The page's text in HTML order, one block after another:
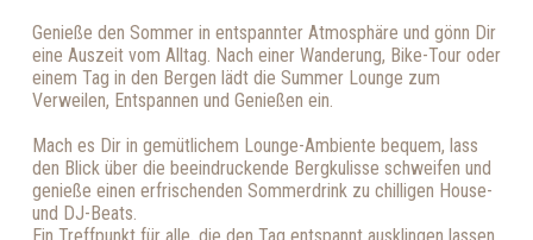
Genieße den Sommer in entspannter Atmosphäre und gönn Dir
eine Auszeit vom Alltag. Nach einer Wanderung, Bike-Tour oder
einem Tag in den Bergen lädt die Summer Lounge zum
Verweilen, Entspannen und Genießen ein.
Mach es Dir in gemütlichem Lounge-Ambiente bequem, lass
den Blick über die beeindruckende Bergkulisse schweifen und
genieße einen erfrischenden Sommerdrink zu chilligen House-
und DJ-Beats.